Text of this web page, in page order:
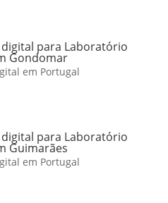
para Laboratório
Gondomar
em Portugal
para Laboratório
Guimarães
em Portugal